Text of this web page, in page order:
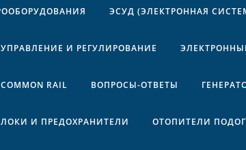
ЭСУД (ЭЛЕКТРОННАЯ
И РЕГУЛИРОВАНИЕ
COMMON RAIL ВОПРОСЫ-ОТВЕТЫ
И ПРЕДОХРАНИТЕЛИ ОТОПИТЕЛИ